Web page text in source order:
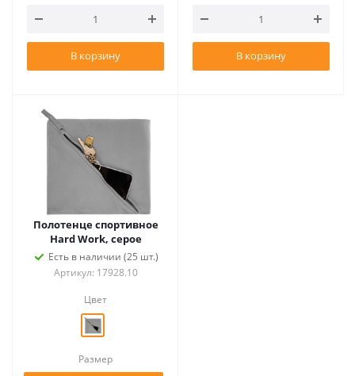
В корзину В корзину
Полотенце спортивное
Hard Work, серое
Есть в наличии (25 шт.)
Артикул: 17928.10
Цвет
Размер